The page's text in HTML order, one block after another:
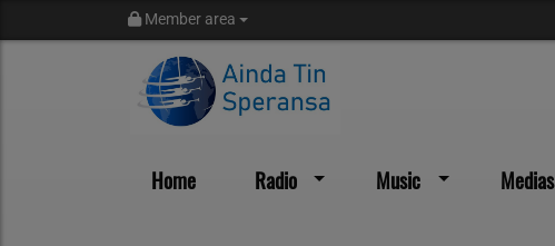
Member area
Home Radio Music Medias